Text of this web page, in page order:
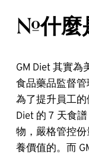
#什麼
GM Diet 其實為
食品藥品監督
為了提升員工
Diet 的 7 天食
物，嚴格管控
養價值的。而